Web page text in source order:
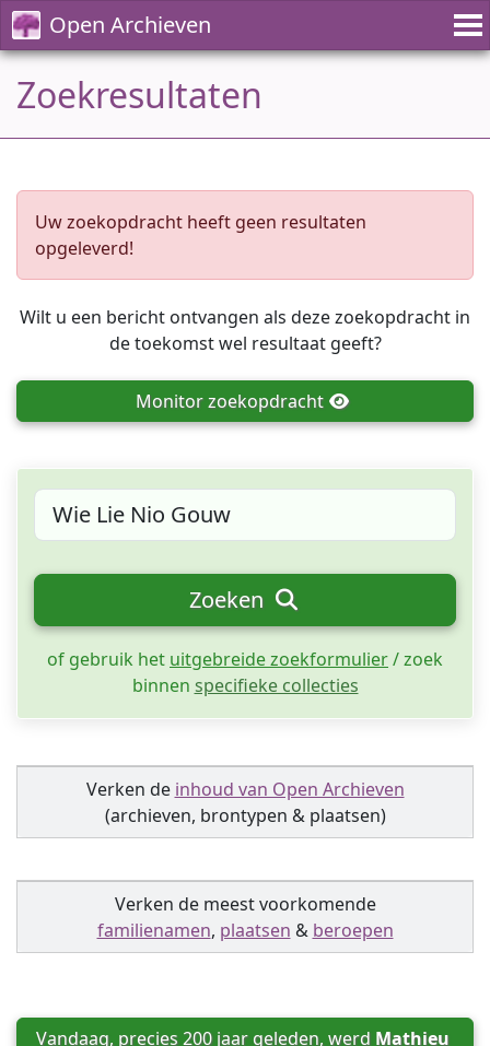
Open Archieven
Zoekresultaten
Uw zoekopdracht heeft geen resultaten
opgeleverd!
Wilt u een bericht ontvangen als deze zoekopdracht in
de toekomst wel resultaat geeft?
Monitorzoekopdracht
Zoeken
of gebruik het uitgebreide zoekformulier/ zoek
binnen specifieke collecties
Verken de inhoud van Open Archieven
(archieven, brontypen & plaatsen)
Verken de meest voorkomende
familienamen, plaatsen & beroepen
Vandaag, precies 200 jaar geleden, werd Mathieu